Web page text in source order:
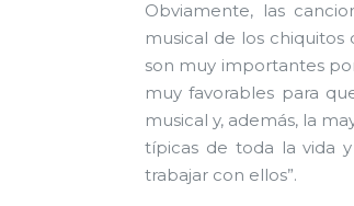
Obviamente, las
musical de los chiquitos
son muy importantes
muy favorables para
musical y, además, la
típicas de toda la vida
trabajar con ellos”.